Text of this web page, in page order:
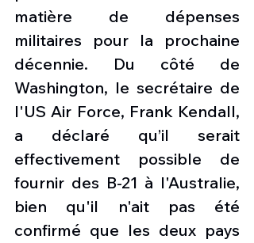
matière de dépenses
militaires pour la prochaine
décennie. Du côté de
Washington, le secrétaire de
l'US Air Force, Frank Kendall,
a déclaré qu’il serait
effectivement possible de
fournir des B-21 à l'Australie,
bien qu'il n'ait pas été
confirmé que les deux pays